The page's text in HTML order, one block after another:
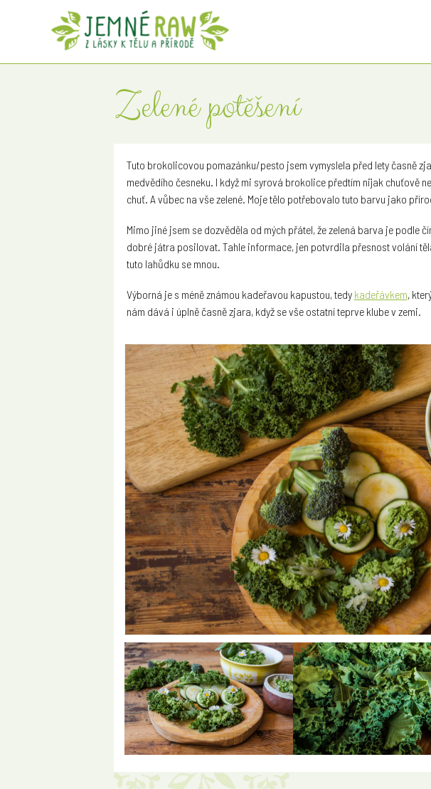
Zelené potěšení
Tuto brokolicovou pomazánku/pesto jsem vymyslela před lety časně
medvědího česneku. I když mi syrová brokolice předtím nijak chuťově
chuť. A vůbec na vše zelené. Moje tělo potřebovalo tuto barvu jako
Mimo jiné jsem se dozvěděla od mých přátel, že zelená barva je podle
dobré játra posilovat. Tahle informace, jen potvrdila přesnost volání
tuto lahůdku se mnou.
Výborná je s méně známou kadeřavou kapustou, tedy kadeřávkem,
nám dává i úplně časně zjara, když se vše ostatní teprve klube v zemi.